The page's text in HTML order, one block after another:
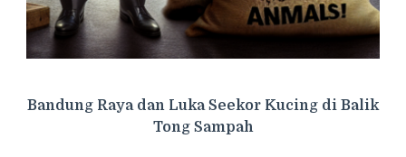
Bandung Raya dan Luka Seekor Kucing di Balik
Tong Sampah